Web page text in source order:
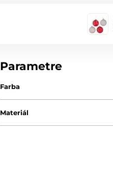
Parametre
Farba
Materiál